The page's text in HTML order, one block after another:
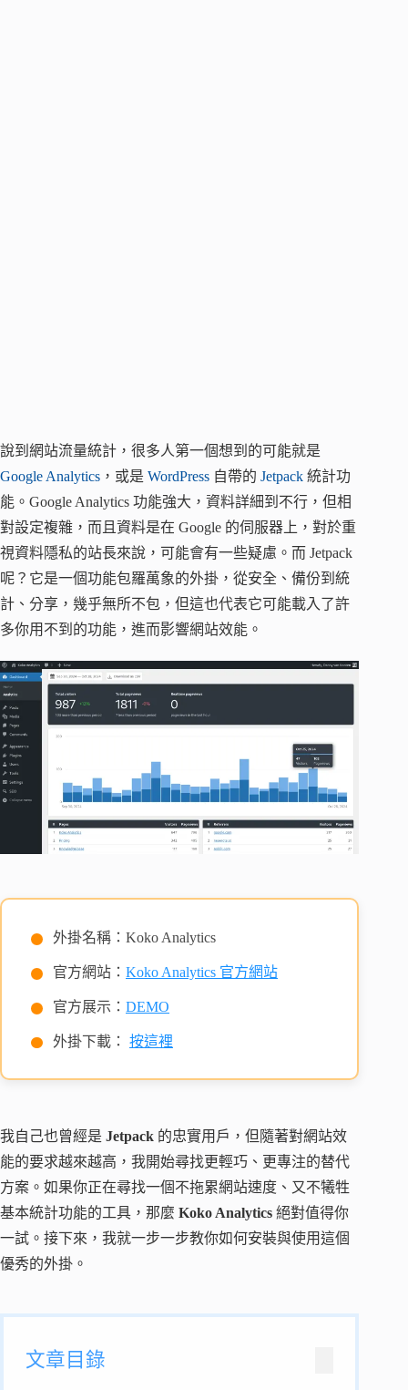
說到網站流量統計，很多人第一個想到的可能就是
Google Analytics ，或是 WordPress 自帶的 Jetpack 統計功
能。Google Analytics 功能強大，資料詳細到不行，但相
對設定複雜，而且資料是在 Google 的伺服器上，對於重
視資料隱私的站長來說，可能會有一些疑慮。而 Jetpack
呢？它是一個功能包羅萬象的外掛，從安全、備份到統
計、分享，幾乎無所不包，但這也代表它可能載入了許
多你用不到的功能，進而影響網站效能。
外掛名稱：Koko Analytics
官方網站： Koko Analytics 官方網站
官方展示： DEMO
外掛下載： 按這裡
我自己也曾經是 Jetpack 的忠實用戶，但隨著對網站效
能的要求越來越高，我開始尋找更輕巧、更專注的替代
方案。如果你正在尋找一個不拖累網站速度、又不犧牲
基本統計功能的工具，那麼 Koko Analytics 絕對值得你
一試。接下來，我就一步一步教你如何安裝與使用這個
優秀的外掛。
文章目錄